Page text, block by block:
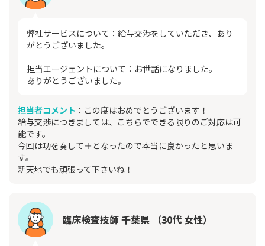
弊社サービスについて：給与交渉をしていただき、あり
がとうございました。
担当エージェントについて：お世話になりました。
ありがとうございました。
担当者コメント ：この度はおめでとうございます！
給与交渉につきましては、こちらでできる限りのご対応は可
能です。
今回は功を奏して＋となったので本当に良かったと思いま
す。
新天地でも頑張って下さいね！
臨床検査技師 千葉県 （30代 女性）